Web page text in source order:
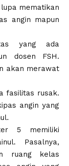
mematikan
angin mapun
yang ada
dosen FSH.
akan merawat
fasilitas rusak.
angin yang
5 memiliki
Pasalnya,
ruang kelas